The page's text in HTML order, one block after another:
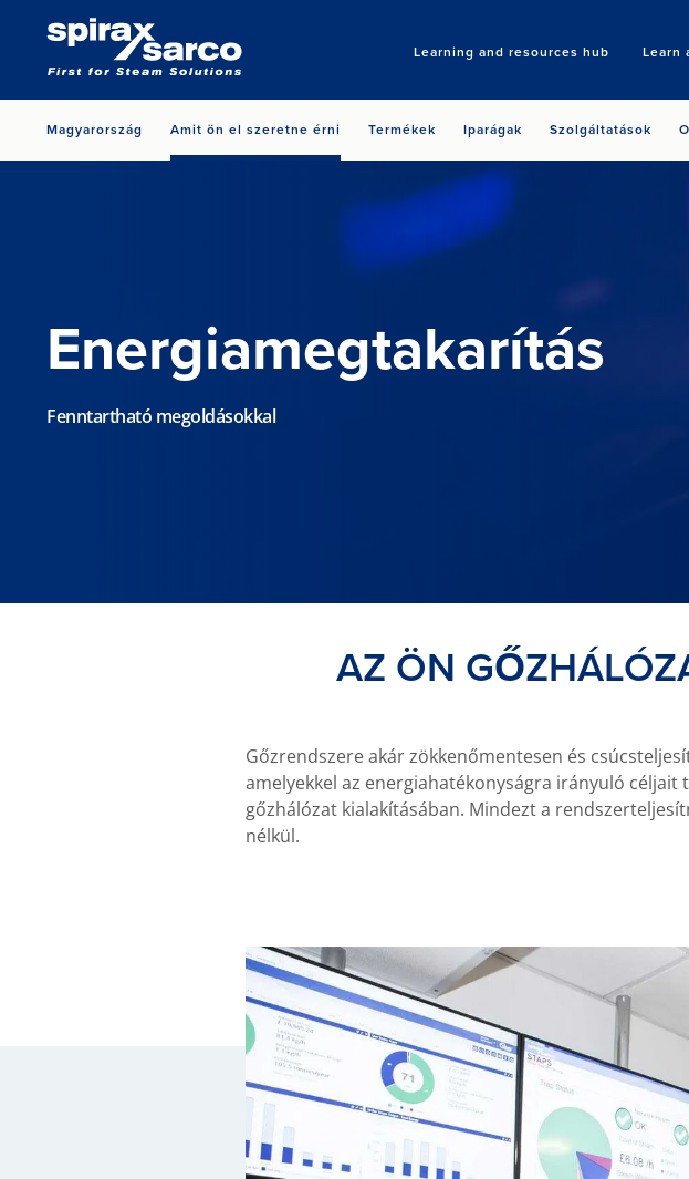
Learning and resources hub Learn
Magyarország Amit ön el szeretne érni Termékek Iparágak Szolgáltatások
Energiamegtakarítás
Fenntartható megoldásokkal
AZ ÖN
Gőzrendszere akár zökkenőmentesen és
amelyekkel az energiahatékonyságra irányuló
gőzhálózat kialakításában. Mindezt a
nélkül.